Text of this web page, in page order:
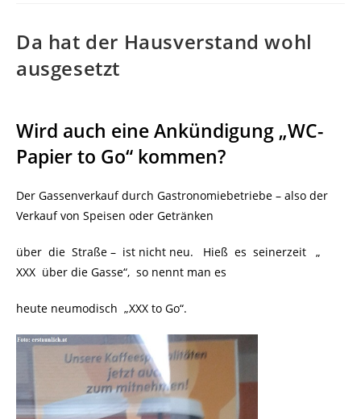
Da hat der Hausverstand wohl
ausgesetzt
Wird auch eine Ankündigung „WC-
Papier to Go“ kommen?
Der Gassenverkauf durch Gastronomiebetriebe – also der
Verkauf von Speisen oder Getränken
über die Straße – ist nicht neu. Hieß es seinerzeit „
XXX über die Gasse“, so nennt man es
heute neumodisch „XXX to Go“.